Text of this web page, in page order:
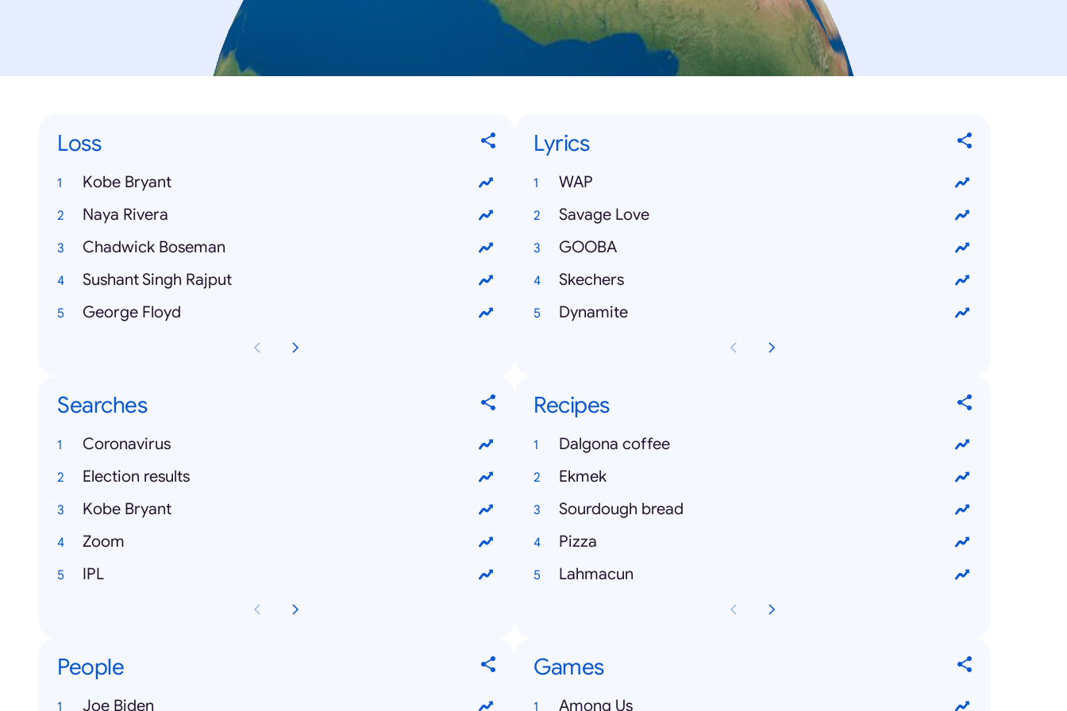
Loss
Kobe Bryant
Naya Rivera
Chadwick Boseman
Sushant Singh Rajput
George Floyd
Lyrics
WAP
Savage Love
GOOBA
Skechers
Dynamite
Searches
Coronavirus
Election results
Kobe Bryant
Zoom
IPL
Recipes
Dalgona coffee
Ekmek
Sourdough bread
Pizza
Lahmacun
People
Joe Biden
Games
Among Us